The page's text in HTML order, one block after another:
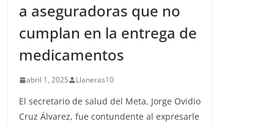
a aseguradoras que no
cumplan en la entrega de
medicamentos
abril 1, 2025 Llaneras10
El secretario de salud del Meta, Jorge Ovidio
Cruz Álvarez, fue contundente al expresarle